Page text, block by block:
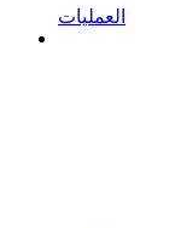
العمليات